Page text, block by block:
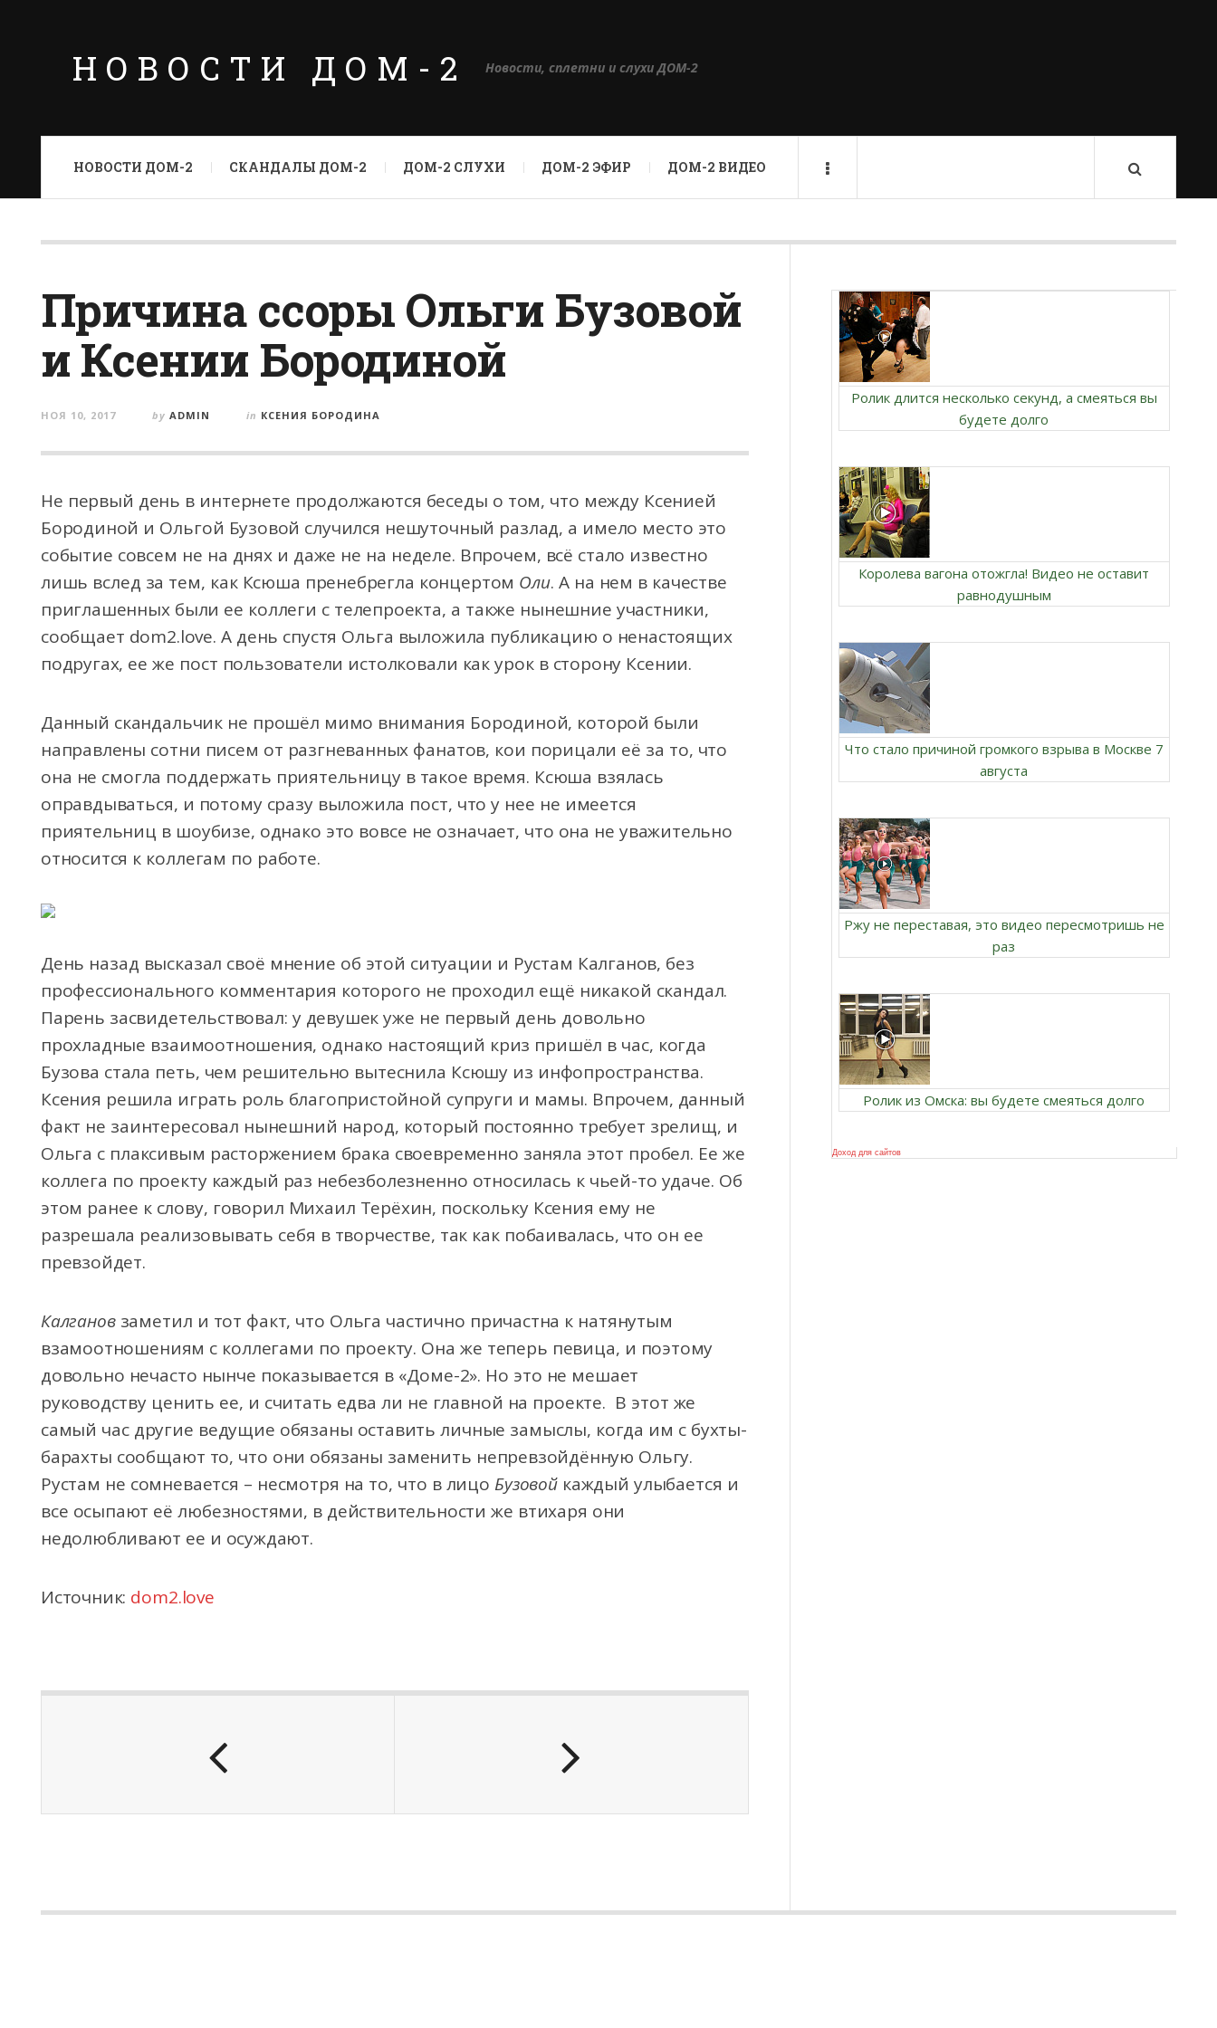
НОВОСТИ ДОМ-2 Новости, сплетни и слухи ДОМ-2
НОВОСТИ ДОМ-2 СКАНДАЛЫ ДОМ-2 ДОМ-2 СЛУХИ ДОМ-2 ЭФИР ДОМ-2 ВИДЕО
Причина ссоры Ольги Бузовой
и Ксении Бородиной
НОЯ 10, 2017 by ADMIN in КСЕНИЯ БОРОДИНА
Не первый день в интернете продолжаются беседы о том, что между Ксенией
Бородиной и Ольгой Бузовой случился нешуточный разлад, а имело место это
событие совсем не на днях и даже не на неделе. Впрочем, всё стало известно
лишь вслед за тем, как Ксюша пренебрегла концертом Оли. А на нем в качестве
приглашенных были ее коллеги с телепроекта, а также нынешние участники,
сообщает dom2.love. А день спустя Ольга выложила публикацию о ненастоящих
подругах, ее же пост пользователи истолковали как урок в сторону Ксении.
Данный скандальчик не прошёл мимо внимания Бородиной, которой были
направлены сотни писем от разгневанных фанатов, кои порицали её за то, что
она не смогла поддержать приятельницу в такое время. Ксюша взялась
оправдываться, и потому сразу выложила пост, что у нее не имеется
приятельниц в шоубизе, однако это вовсе не означает, что она не уважительно
относится к коллегам по работе.
День назад высказал своё мнение об этой ситуации и Рустам Калганов, без
профессионального комментария которого не проходил ещё никакой скандал.
Парень засвидетельствовал: у девушек уже не первый день довольно
прохладные взаимоотношения, однако настоящий криз пришёл в час, когда
Бузова стала петь, чем решительно вытеснила Ксюшу из инфопространства.
Ксения решила играть роль благопристойной супруги и мамы. Впрочем, данный
факт не заинтересовал нынешний народ, который постоянно требует зрелищ, и
Ольга с плаксивым расторжением брака своевременно заняла этот пробел. Ее же
коллега по проекту каждый раз небезболезненно относилась к чьей-то удаче. Об
этом ранее к слову, говорил Михаил Терёхин, поскольку Ксения ему не
разрешала реализовывать себя в творчестве, так как побаивалась, что он ее
превзойдет.
Калганов заметил и тот факт, что Ольга частично причастна к натянутым
взамоотношениям с коллегами по проекту. Она же теперь певица, и поэтому
довольно нечасто нынче показывается в «Доме-2». Но это не мешает
руководству ценить ее, и считать едва ли не главной на проекте. В этот же
самый час другие ведущие обязаны оставить личные замыслы, когда им с бухты-
барахты сообщают то, что они обязаны заменить непревзойдённую Ольгу.
Рустам не сомневается – несмотря на то, что в лицо Бузовой каждый улыбается и
все осыпают её любезностями, в действительности же втихаря они
недолюбливают ее и осуждают.
Источник: dom2.love
Ролик длится несколько секунд, а смеяться вы
будете долго
Королева вагона отожгла! Видео не оставит
равнодушным
Что стало причиной громкого взрыва в Москве 7
августа
Ржу не переставая, это видео пересмотришь не
раз
Ролик из Омска: вы будете смеяться долго
Доход для сайтов